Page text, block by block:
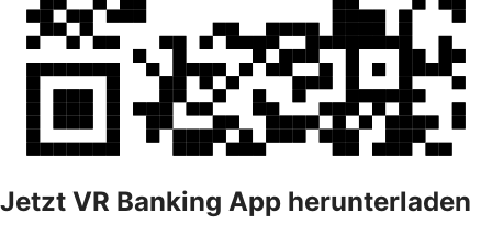
Jetzt VR Banking App herunterladen